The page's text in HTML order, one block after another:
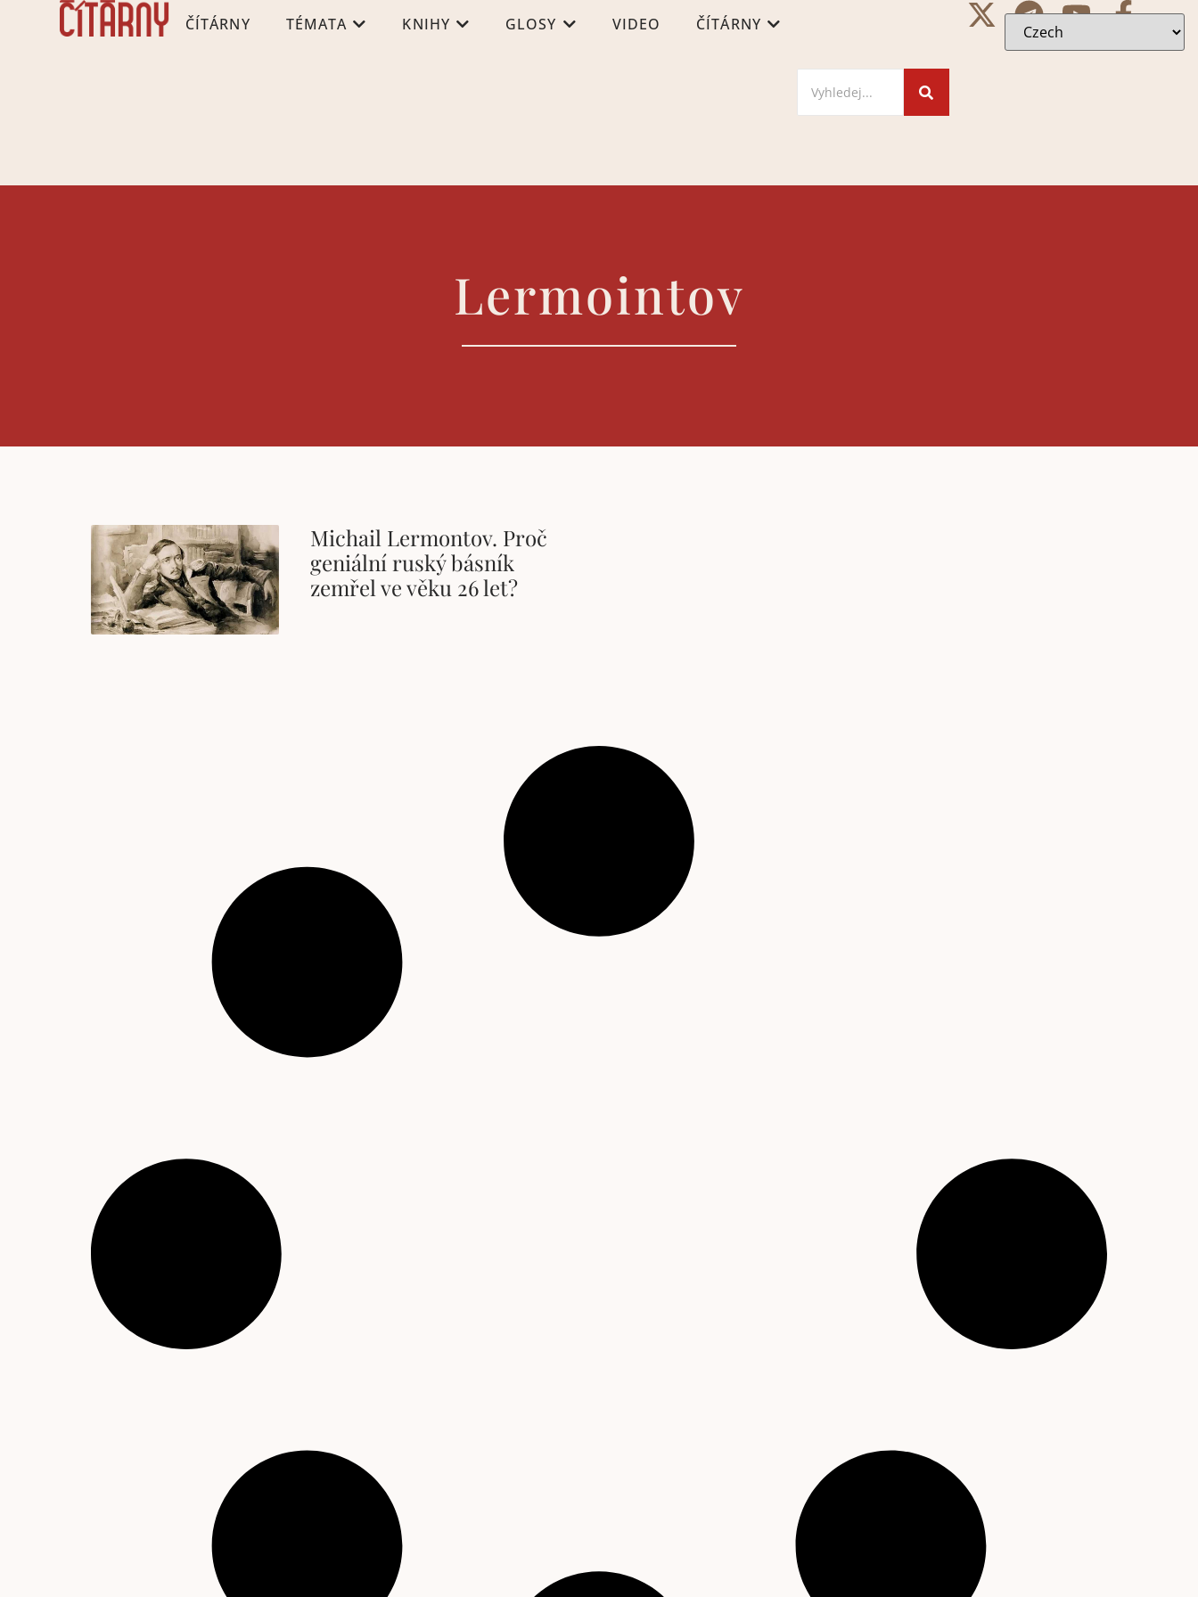
ČÍTÁRNY TÉMATA KNIHY GLOSY VIDEO ČÍTÁRNY
Lermointov
Michail Lermontov. Proč
geniální ruský básník
zemřel ve věku 26 let?